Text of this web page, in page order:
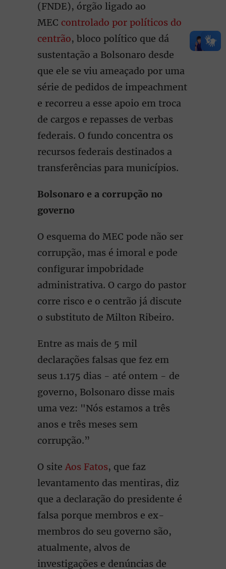
(FNDE), órgão ligado ao
MEC controlado por políticos do
centrão, bloco político que dá
sustentação a Bolsonaro desde
que ele se viu ameaçado por uma
série de pedidos de impeachment
e recorreu a esse apoio em troca
de cargos e repasses de verbas
federais. O fundo concentra os
recursos federais destinados a
transferências para municípios.
Bolsonaro e a corrupção no
governo
O esquema do MEC pode não ser
corrupção, mas é imoral e pode
configurar impobridade
administrativa. O cargo do pastor
corre risco e o centrão já discute
o substituto de Milton Ribeiro.
Entre as mais de 5 mil
declarações falsas que fez em
seus 1.175 dias - até ontem - de
governo, Bolsonaro disse mais
uma vez: "Nós estamos a três
anos e três meses sem
corrupção.”
O site Aos Fatos, que faz
levantamento das mentiras, diz
que a declaração do presidente é
falsa porque membros e ex-
membros do seu governo são,
atualmente, alvos de
investigações e denúncias de